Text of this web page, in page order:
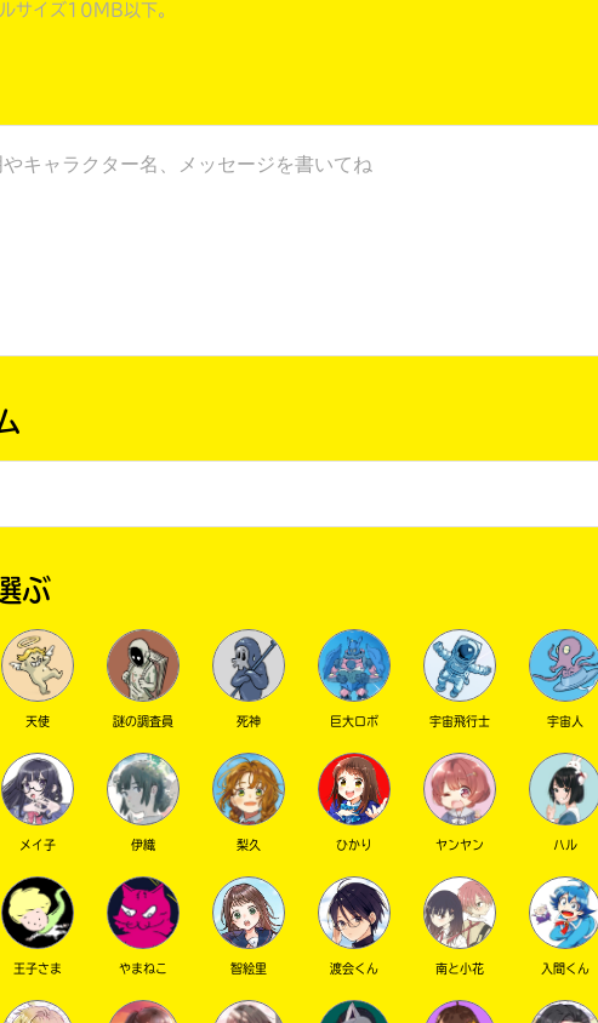
サイズ10MB以下。
ぶ
天使 謎の調査員 死神 巨大ロボ 宇宙飛行士 宇宙人
メイ子 伊織 梨久 ひかり ヤンヤン ハル
王子さま やまねこ 智絵里 渡会くん 南と小花 入間くん